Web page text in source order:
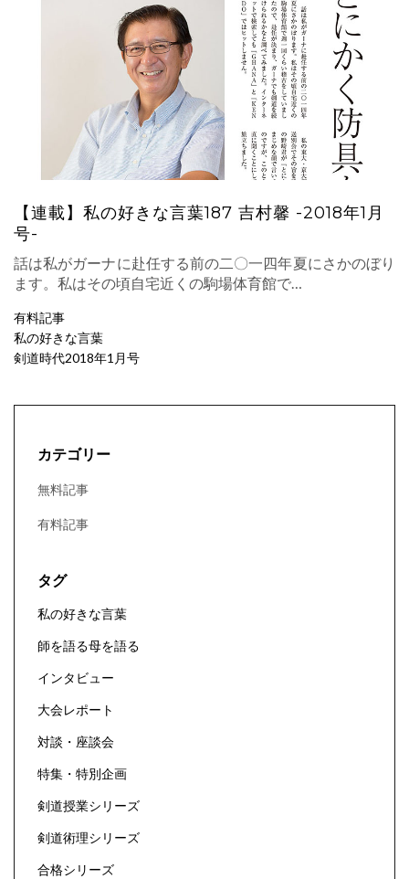
【連載】私の好きな言葉187 吉村馨 -2018年1月
号-
話は私がガーナに赴任する前の二〇一四年夏にさかのぼり
ます。私はその頃自宅近くの駒場体育館で…
有料記事
私の好きな言葉
剣道時代2018年1月号
カテゴリー
無料記事
有料記事
タグ
私の好きな言葉
師を語る母を語る
インタビュー
大会レポート
対談・座談会
特集・特別企画
剣道授業シリーズ
剣道術理シリーズ
合格シリーズ